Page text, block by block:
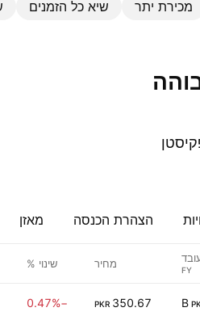
מכירת יתר שיא כל הזמנים
הצהרת הכנסה מאזן
מחיר שינוי %
350.67
PKR
−0.47%